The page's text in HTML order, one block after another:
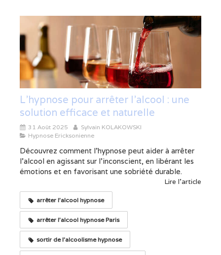
L’hypnose pour arrêter l’alcool : une
solution efficace et naturelle
31 Août 2025
Sylvain KOLAKOWSKI
Hypnose Ericksonienne
Découvrez comment l’hypnose peut aider à arrêter
l’alcool en agissant sur l’inconscient, en libérant les
émotions et en favorisant une sobriété durable.
Lire l'article
arrêter l'alcool hypnose
arrêter l'alcool hypnose Paris
sortir de l'alcoolisme hypnose